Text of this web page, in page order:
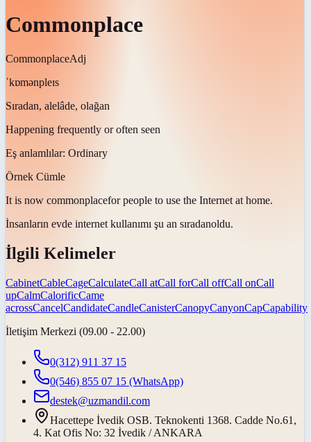
Commonplace
CommonplaceAdj
ˈkɒmənpleɪs
Sıradan, alelâde, olağan
Happening frequently or often seen
Eş anlamlılar: Ordinary
Örnek Cümle
It is now commonplacefor people to use the Internet at home.
İnsanların evde internet kullanımı şu an sıradanoldu.
İlgili Kelimeler
CabinetCableCageCalculateCall atCall forCall offCall onCall
upCalmCalorificCame
acrossCancelCandidateCandleCanisterCanopyCanyonCapCapability
İletişim Merkezi (09.00 - 22.00)
0(312) 911 37 15
0(546) 855 07 15 (WhatsApp)
destek@uzmandil.com
Hacettepe İvedik OSB. Teknokenti 1368. Cadde No.61,
4. Kat Ofis No: 32 İvedik / ANKARA